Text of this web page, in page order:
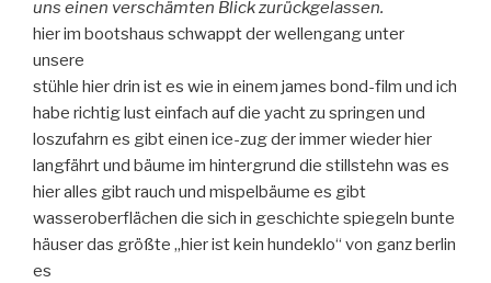
uns einen verschämten Blick zurückgelassen.
hier im bootshaus schwappt der wellengang unter
unsere
stühle hier drin ist es wie in einem james bond-film und ich
habe richtig lust einfach auf die yacht zu springen und
loszufahrn es gibt einen ice-zug der immer wieder hier
langfährt und bäume im hintergrund die stillstehn was es
hier alles gibt rauch und mispelbäume es gibt
wasseroberflächen die sich in geschichte spiegeln bunte
häuser das größte „hier ist kein hundeklo“ von ganz berlin
es